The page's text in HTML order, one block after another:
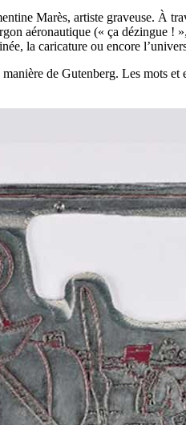
Marès, artiste graveuse. À
aéronautique (« ça
la caricature ou encore
de Gutenberg. Les mots